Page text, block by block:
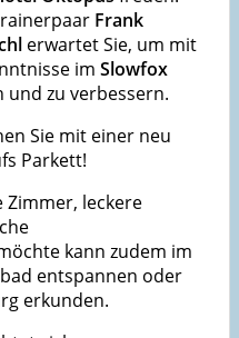
Frank
erwartet Sie, um mit
im Slowfox
zu verbessern.
Sie mit einer neu
Parkett!
leckere
kann zudem im
entspannen oder
erkunden.